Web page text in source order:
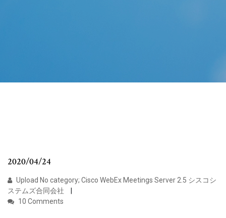
2020/04/24
Upload No category; Cisco WebEx Meetings Server 2.5 シスコシ
ステムズ合同会社
10 Comments